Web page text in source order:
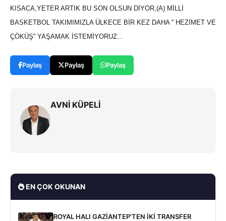
KISACA,YETER ARTIK BU SON OLSUN DİYOR,(A) MİLLİ
BASKETBOL TAKIMIMIZLA ÜLKECE BİR KEZ DAHA '' HEZİMET VE
ÇÖKÜŞ'' YAŞAMAK İSTEMİYORUZ...
Paylaş Paylaş Paylaş
AVNİ KÜPELİ
EN ÇOK OKUNAN
ROYAL HALI GAZİANTEP'TEN İKİ TRANSFER